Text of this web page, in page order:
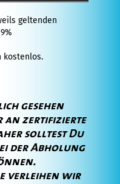
geltenden
kostenlos.
gesehen
an zertifizierte
solltest Du
der Abholung
verleihen wir